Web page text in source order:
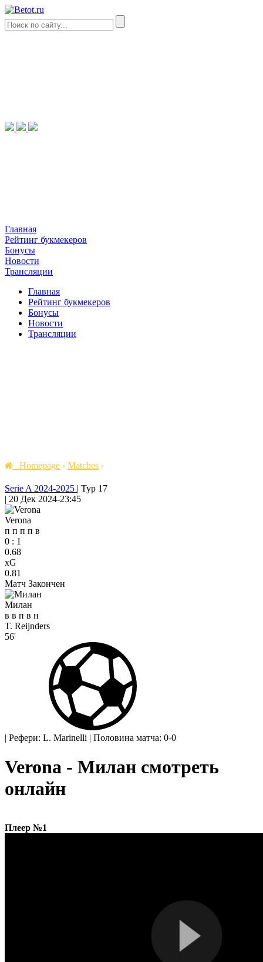
Главная
Рейтинг букмекеров
Бонусы
Новости
Трансляции
Главная
Рейтинг букмекеров
Бонусы
Новости
Трансляции
Homepage › Matches ›
Serie A 2024-2025 | Тур 17
| 20 Дек 2024-23:45
Verona
п п п п в
0 : 1
0.68
xG
0.81
Матч Закончен
Милан
в в п в н
T. Reijnders
56'
| Рефери: L. Marinelli | Половина матча: 0-0
Verona - Милан смотреть
онлайн
Плеер №1